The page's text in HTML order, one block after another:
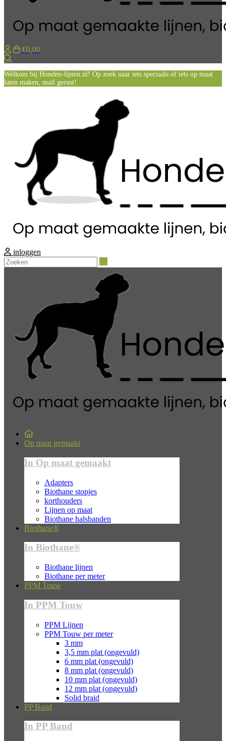
€0,00
Welkom bij Honden-lijnen.nl! Op zoek naar iets speciaals of iets op maat
laten maken, mail gerust!
inloggen
Op maat gemaakt
In Op maat gemaakt
Adapters
Biothane stopjes
korthouders
Lijnen op maat
Biothane halsbanden
Biothane®
In Biothane®
Biothane lijnen
Biothane per meter
PPM Touw
In PPM Touw
PPM Lijnen
PPM Touw per meter
3 mm
3,5 mm plat (ongevuld)
6 mm plat (ongevuld)
8 mm plat (ongevuld)
10 mm plat (ongevuld)
12 mm plat (ongevuld)
Solid braid
PP Band
In PP Band